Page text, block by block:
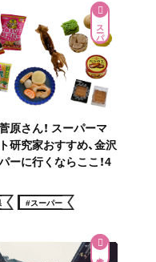
スーパー
原さん！ スーパーマ
研究家おすすめ、金沢
ーに行くならここ！4
#スーパー
街道歩き